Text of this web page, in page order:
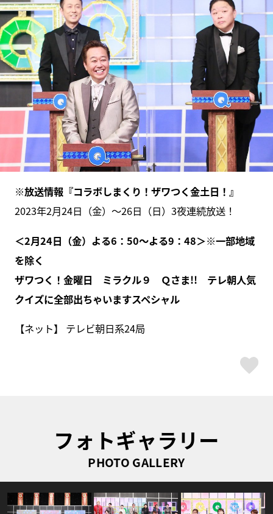
※放送情報『コラボしまくり！ザワつく金土日！』
2023年2月24日（金）～26日（日）3夜連続放送！
＜2月24日（金）よる6：50～よる9：48＞※一部地域
を除く
ザワつく！金曜日 ミラクル９ Ｑさま!! テレ朝人気
クイズに全部出ちゃいますスペシャル
【ネット】 テレビ朝日系24局
フォトギャラリー
PHOTO GALLERY